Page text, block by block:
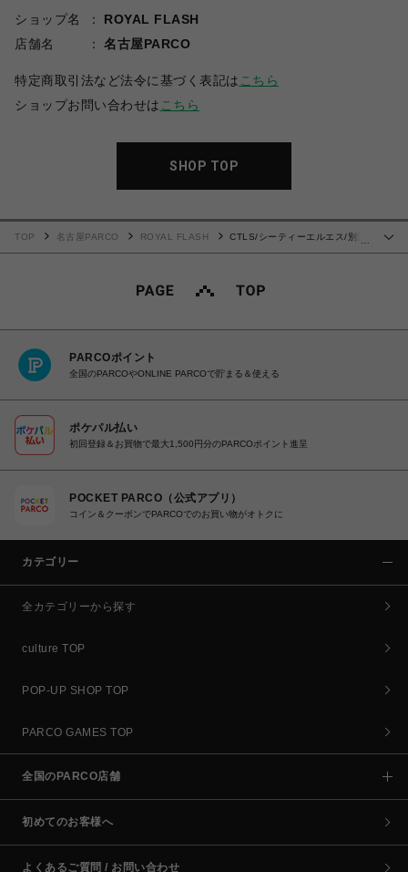
ショップ名
ROYAL FLASH
店舗名
名古屋PARCO
特定商取引法など法令に基づく表記は こちら
ショップお問い合わせは こちら
SHOP TOP
…
TOP 名古屋PARCO ROYAL FLASH
CTLS/シーティーエルエス/別注
PARCOポイント
全国のPARCOやONLINE PARCOで貯まる＆使える
ポケパル払い
初回登録＆お買物で最大1,500円分のPARCOポイント進呈
POCKET PARCO（公式アプリ）
コイン＆クーポンでPARCOでのお買い物がオトクに
カテゴリー
全カテゴリーから探す
culture TOP
POP-UP SHOP TOP
PARCO GAMES TOP
全国のPARCO店舗
初めてのお客様へ
よくあるご質問 / お問い合わせ